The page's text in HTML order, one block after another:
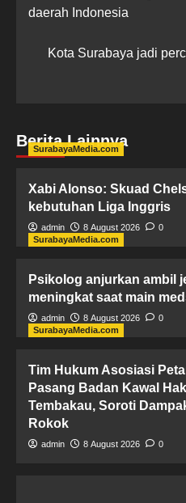
daerah Indonesia
Kota Surabaya jadi
Berita Lainnya
SurabayaMedia.com
Xabi Alonso: Skuad
kebutuhan Liga Inggris
admin 8 August 2026
0
SurabayaMedia.com
Psikolog anjurkan ambil
meningkat saat main
admin 8 August 2026
0
SurabayaMedia.com
Tim Hukum ​Asosiasi
Pasang Badan Kawal
Tembakau, Soroti
Rokok
admin 8 August 2026 0